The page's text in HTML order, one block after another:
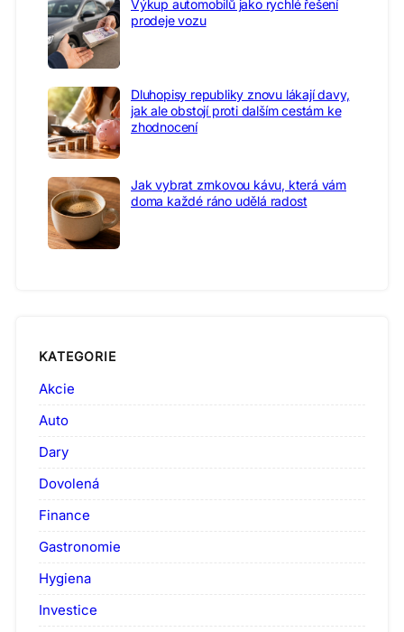
Výkup automobilů jako rychlé řešení
prodeje vozu
Dluhopisy republiky znovu lákají davy,
jak ale obstojí proti dalším cestám ke
zhodnocení
Jak vybrat zrnkovou kávu, která vám
doma každé ráno udělá radost
KATEGORIE
Akcie
Auto
Dary
Dovolená
Finance
Gastronomie
Hygiena
Investice